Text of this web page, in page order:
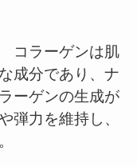
は肌
成分であり、ナ
ーゲンの生成が
弾力を維持し、